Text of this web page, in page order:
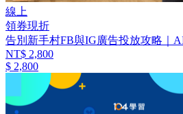
線上
領券現折
告別新手村FB與IG廣告投放攻略｜
NT$ 2,800
$ 2,800